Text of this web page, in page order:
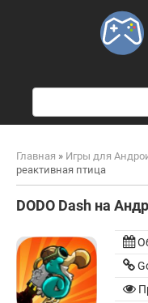
Главная » Игры для
реактивная птица
DODO Dash на